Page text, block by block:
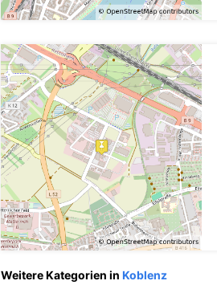
Weitere Kategorien in Koblenz